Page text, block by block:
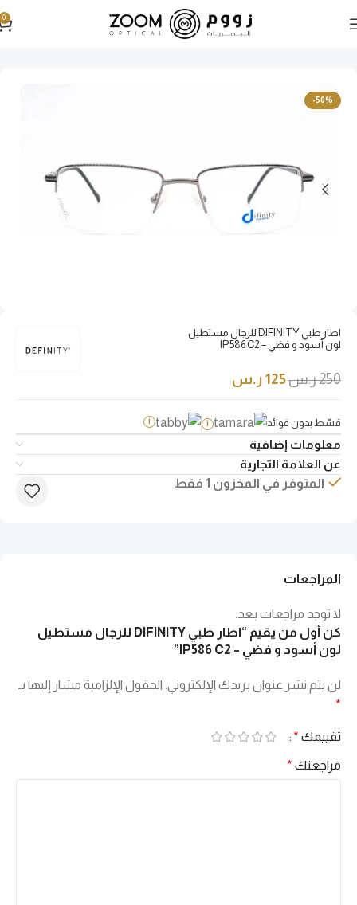
0
-50%
اطار طبي DIFINITY للرجال مستطيل
لون أسود و فضي – IP586 C2
250ر.س125 ر.س
قسّط بدون فوائد i
i
معلومات إضافية
عن العلامة التجارية
المتوفر في المخزون 1 فقط
المراجعات
لا توجد مراجعات بعد.
كن أول من يقيم “اطار طبي DIFINITY للرجال مستطيل
لون أسود و فضي – IP586 C2”
لن يتم نشر عنوان بريدك الإلكتروني. الحقول الإلزامية مشار إليها بـ
*
تقييمك *
مراجعتك *